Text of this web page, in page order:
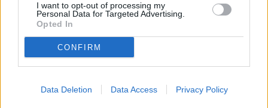
I want to opt-out of processing my
Personal Data for Targeted Advertising.
Opted In
CONFIRM
Data Deletion Data Access Privacy Policy
Localitățile din zona Fălticeni se
află sub Cod portocaliu.
zona Fălticeni. Meteorologii anunță
Celsius